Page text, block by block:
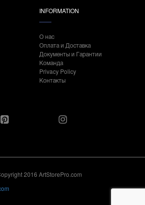
INFORMATION
О нас
Оплата и Доставка
Документы и Гарантии
Команда
Privacy Policy
Контакты
2016 ArtStorePro.com